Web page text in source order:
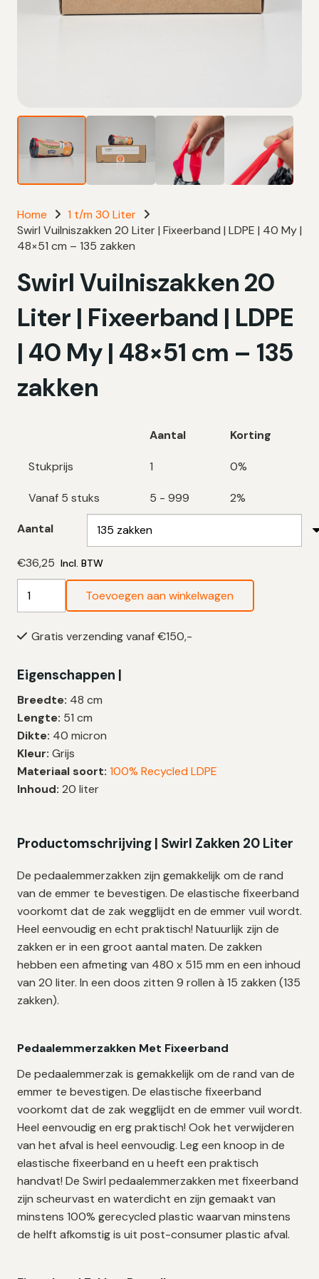
Home
1 t/m 30 Liter
Swirl Vuilniszakken 20 Liter | Fixeerband | LDPE | 40 My |
48×51 cm – 135 zakken
Swirl Vuilniszakken 20
Liter | Fixeerband | LDPE
| 40 My | 48×51 cm – 135
zakken
Aantal Korting
Stukprijs 1 0%
Vanaf 5 stuks 5 - 999 2%
Aantal
€36,25 Incl. BTW
Liter
Fixeerband
|
LDPE
|
40
My
|
–
zakken
aantal
Toevoegen aan winkelwagen
Gratis verzending vanaf €150,-
Eigenschappen |
Breedte: 48 cm
Lengte: 51 cm
Dikte: 40 micron
Kleur: Grijs
Materiaal soort: 100% Recycled LDPE
Inhoud: 20 liter
Productomschrijving | Swirl Zakken 20 Liter
De pedaalemmerzakken zijn gemakkelijk om de rand
van de emmer te bevestigen. De elastische fixeerband
voorkomt dat de zak wegglijdt en de emmer vuil wordt.
Heel eenvoudig en echt praktisch! Natuurlijk zijn de
zakken er in een groot aantal maten. De zakken
hebben een afmeting van 480 x 515 mm en een inhoud
van 20 liter. In een doos zitten 9 rollen à 15 zakken (135
zakken).
Pedaalemmerzakken Met Fixeerband
De pedaalemmerzak is gemakkelijk om de rand van de
emmer te bevestigen. De elastische fixeerband
voorkomt dat de zak wegglijdt en de emmer vuil wordt.
Heel eenvoudig en erg praktisch! Ook het verwijderen
van het afval is heel eenvoudig. Leg een knoop in de
elastische fixeerband en u heeft een praktisch
handvat! De Swirl pedaalemmerzakken met fixeerband
zijn scheurvast en waterdicht en zijn gemaakt van
minstens 100% gerecycled plastic waarvan minstens
de helft afkomstig is uit post-consumer plastic afval.